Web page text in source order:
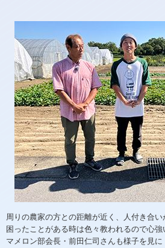
周りの農家の方との距離が近く、人付き合
困ったことがある時は色々教われるので心
マメロン部会長・前田仁司さんも様子を見に